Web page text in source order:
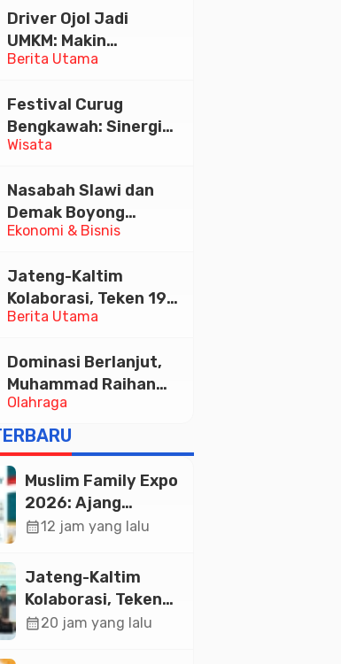
Berita Utama
Driver Ojol Jadi
UMKM: Makin
Sejahtera atau
Diskusi Paramadina
Wisata
Festival Curug
Bengkawah: Sinergi
Desa Sikasur dan
Memajukan Wisata
serta UMKM Lokal
Ekonomi & Bisnis
Nasabah Slawi dan
Demak Boyong
Toyota Innova Zenix
Tabungan Bima Bank
Jateng
Berita Utama
Jateng-Kaltim
Kolaborasi, Teken 19
Kerja Sama Ekonomi
Olahraga
Dominasi Berlanjut,
Muhammad Raihan
Fadila Sabet Emas
Kyorugi di Asian
Taekwondo Indonesia
Open 2026
Muslim Family Expo
2026: Ajang
Silaturahim dan
Ekonomi Halal di
Jakarta
calendar_month12 jam yang lalu
Jateng-Kaltim
Kolaborasi, Teken
19 Kerja Sama
calendar_month20 jam yang lalu